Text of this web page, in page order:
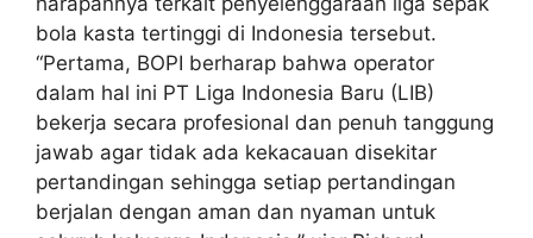
bola kasta tertinggi di Indonesia tersebut.
“Pertama, BOPI berharap bahwa operator
dalam hal ini PT Liga Indonesia Baru (LIB)
bekerja secara profesional dan penuh tanggung
jawab agar tidak ada kekacauan disekitar
pertandingan sehingga setiap pertandingan
berjalan dengan aman dan nyaman untuk